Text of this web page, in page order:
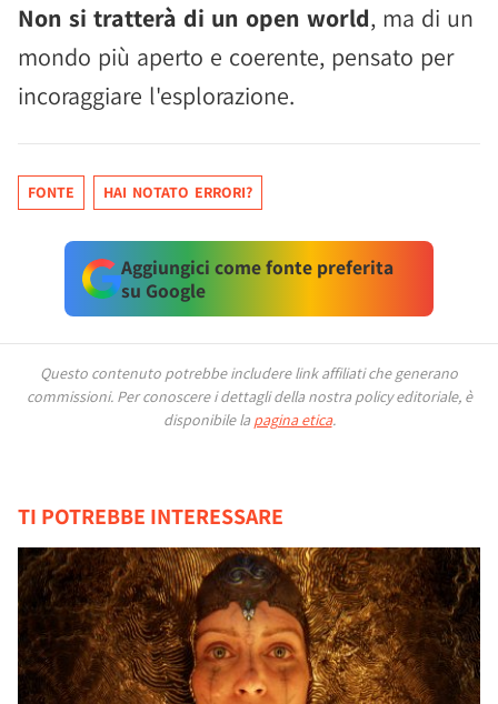
Non si tratterà di un open world, ma di un
mondo più aperto e coerente, pensato per
incoraggiare l'esplorazione.
FONTE HAI NOTATO ERRORI?
Aggiungici come fonte preferita
su Google
Questo contenuto potrebbe includere link affiliati che generano
commissioni. Per conoscere i dettagli della nostra policy editoriale, è
disponibile la pagina etica.
TI POTREBBE INTERESSARE